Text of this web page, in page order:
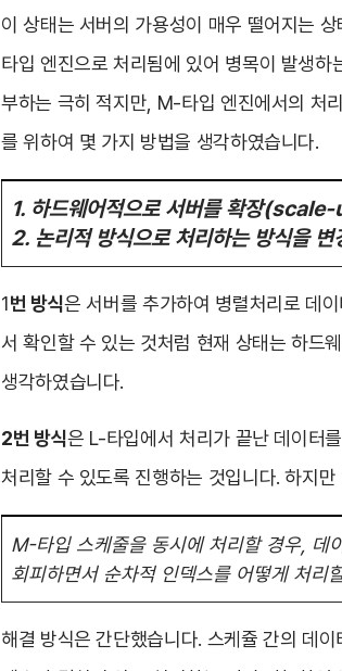
이 상태는 서버의 가용성이 매우 떨어지는
타입 엔진으로 처리됨에 있어 병목이 발생
부하는 극히 적지만, M-타입 엔진에서의 처
를 위하여 몇 가지 방법을 생각하였습니다.
1. 하드웨어적으로 서버를 확장
2. 논리적 방식으로 처리하는 방식을 변
1번 방식은 서버를 추가하여 병렬처리로 데
서 확인할 수 있는 것처럼 현재 상태는 하드
생각하였습니다.
2번 방식은 L-타입에서 처리가 끝난 데이터
처리할 수 있도록 진행하는 것입니다. 하지
M-타입 스케줄을 동시에 처리할 경우,
회피하면서 순차적 인덱스를 어떻게 처리
해결 방식은 간단했습니다. 스케쥴 간의 데